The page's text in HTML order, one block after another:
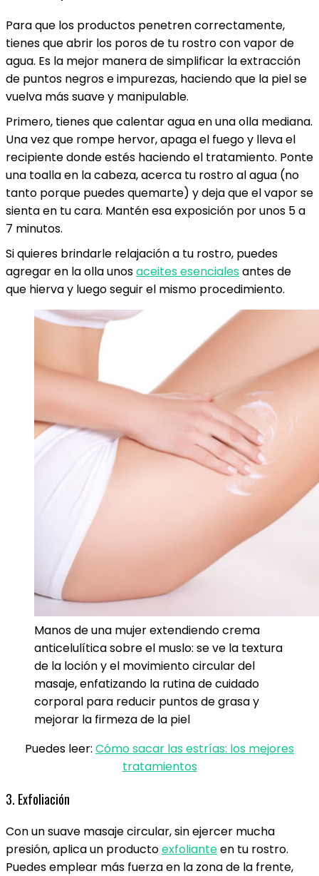
Para que los productos penetren correctamente,
tienes que abrir los poros de tu rostro con vapor de
agua. Es la mejor manera de simplificar la extracción
de puntos negros e impurezas, haciendo que la piel se
vuelva más suave y manipulable.
Primero, tienes que calentar agua en una olla mediana.
Una vez que rompe hervor, apaga el fuego y lleva el
recipiente donde estés haciendo el tratamiento. Ponte
una toalla en la cabeza, acerca tu rostro al agua (no
tanto porque puedes quemarte) y deja que el vapor se
sienta en tu cara. Mantén esa exposición por unos 5 a
7 minutos.
Si quieres brindarle relajación a tu rostro, puedes
agregar en la olla unosaceites esencialesantes de
que hierva y luego seguir el mismo procedimiento.
Manos de una mujer extendiendo crema
anticelulítica sobre el muslo: se ve la textura
de la loción y el movimiento circular del
masaje, enfatizando la rutina de cuidado
corporal para reducir puntos de grasa y
mejorar la firmeza de la piel
Puedes leer: Cómo sacar las estrías: los mejores
tratamientos
3. Exfoliación
Con un suave masaje circular, sin ejercer mucha
presión, aplica un productoexfolianteen tu rostro.
Puedes emplear más fuerza en la zona de la frente,